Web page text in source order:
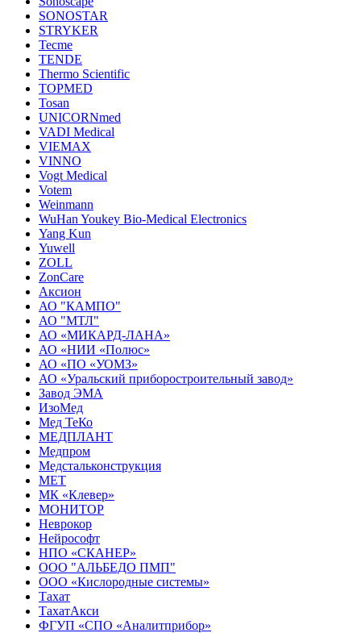
SONOSTAR
STRYKER
Tecme
TENDE
Thermo Scientific
TOPMED
Tosan
UNICORNmed
VADI Medical
VIEMAX
VINNO
Vogt Medical
Votem
Weinmann
WuHan Youkey Bio-Medical Electronics
Yang Kun
Yuwell
ZOLL
ZonCare
Аксион
АО "КАМПО"
АО "МТЛ"
АО «МИКАРД-ЛАНА»
АО «НИИ «Полюс»
АО «ПО «УОМЗ»
АО «Уральский приборостроительный завод»
Завод ЭМА
ИзоМед
Мед ТеКо
МЕДПЛАНТ
Медпром
Медстальконструкция
МЕТ
МК «Клевер»
МОНИТОР
Неврокор
Нейрософт
НПО «СКАНЕР»
ООО "АЛЬБЕДО ПМП"
ООО «Кислородные системы»
Тахат
ТахатАкси
ФГУП «СПО «Аналитприбор»